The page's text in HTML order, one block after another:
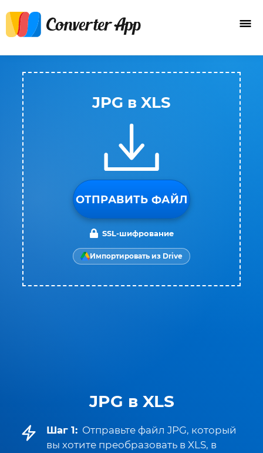
JPG в XLS
Шаг 1: Отправьте файл JPG, который
вы хотите преобразовать в XLS, в
JPG в XLS
ОТПРАВИТЬ ФАЙЛ
SSL-шифрование
Импортировать из Drive